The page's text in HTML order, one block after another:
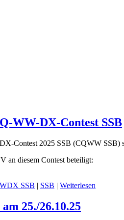
WW-DX-Contest SSB
Contest 2025 SSB (CQWW SSB)
an diesem Contest beteiligt:
SSB | SSB | Weiterlesen
25./26.10.25